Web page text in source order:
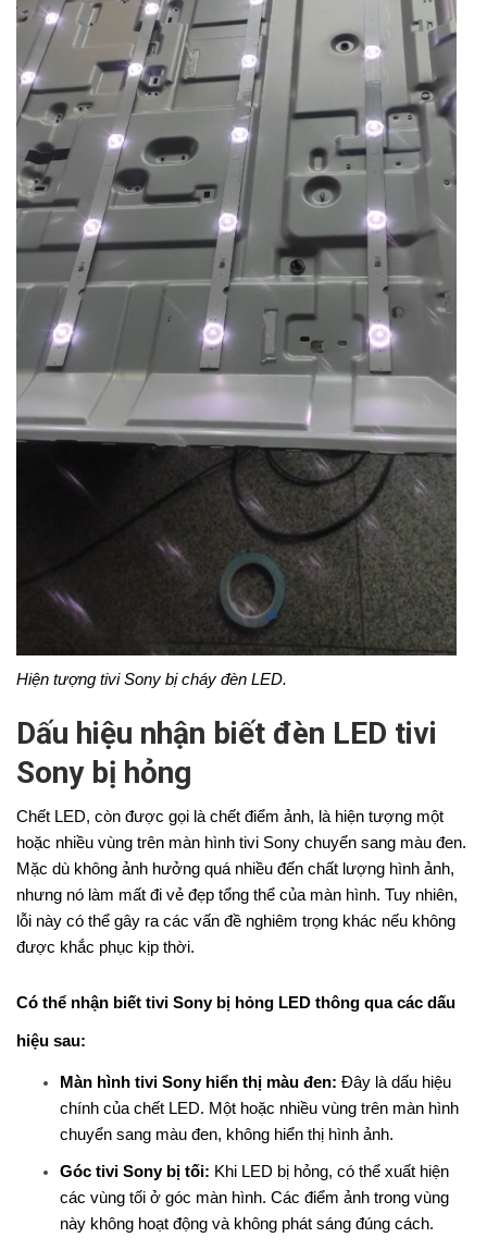
Hiện tượng tivi Sony bị cháy đèn LED.
Dấu hiệu nhận biết đèn LED tivi
Sony bị hỏng
Chết LED, còn được gọi là chết điểm ảnh, là hiện tượng một
hoặc nhiều vùng trên màn hình tivi Sony chuyển sang màu đen.
Mặc dù không ảnh hưởng quá nhiều đến chất lượng hình ảnh,
nhưng nó làm mất đi vẻ đẹp tổng thể của màn hình. Tuy nhiên,
lỗi này có thể gây ra các vấn đề nghiêm trọng khác nếu không
được khắc phục kịp thời.
Có thể nhận biết tivi Sony bị hỏng LED thông qua các dấu
hiệu sau:
Màn hình tivi Sony hiển thị màu đen: Đây là dấu hiệu
chính của chết LED. Một hoặc nhiều vùng trên màn hình
chuyển sang màu đen, không hiển thị hình ảnh.
Góc tivi Sony bị tối: Khi LED bị hỏng, có thể xuất hiện
các vùng tối ở góc màn hình. Các điểm ảnh trong vùng
này không hoạt động và không phát sáng đúng cách.